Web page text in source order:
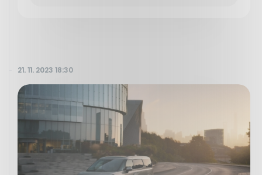
21. 11. 2023 18:30